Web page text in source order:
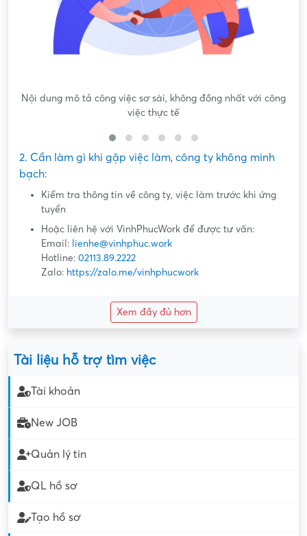
Nội dung mô tả công việc sơ sài, không đồng nhất với công
việc thực tế
2. Cần làm gì khi gặp việc làm, công ty không minh
bạch:
Kiểm tra thông tin về công ty, việc làm trước khi ứng
tuyển
Hoặc liên hệ với VinhPhucWork để được tư vấn:
Email: lienhe@vinhphuc.work
Hotline: 02113.89.2222
Zalo: https://zalo.me/vinhphucwork
Xem đầy đủ hơn
Tài liệu hỗ trợ tìm việc
Tài khoản
New JOB
Quản lý tin
QL hồ sơ
Tạo hồ sơ